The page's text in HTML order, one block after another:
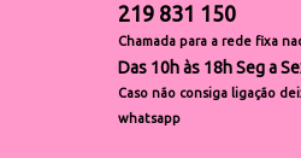
219 831 150
Chamada para a rede fixa
Das 10h às 18h Seg a
Caso não consiga ligação
whatsapp